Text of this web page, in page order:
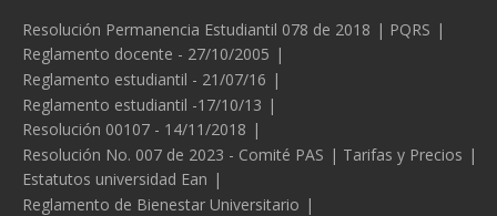
Legales
Resolución Permanencia Estudiantil 078 de 2018
PQRS
Reglamento docente - 27/10/2005
Reglamento estudiantil - 21/07/16
Reglamento estudiantil -17/10/13
Resolución 00107 - 14/11/2018
Resolución No. 007 de 2023 - Comité PAS
Tarifas y Precios
Estatutos universidad Ean
Reglamento de Bienestar Universitario